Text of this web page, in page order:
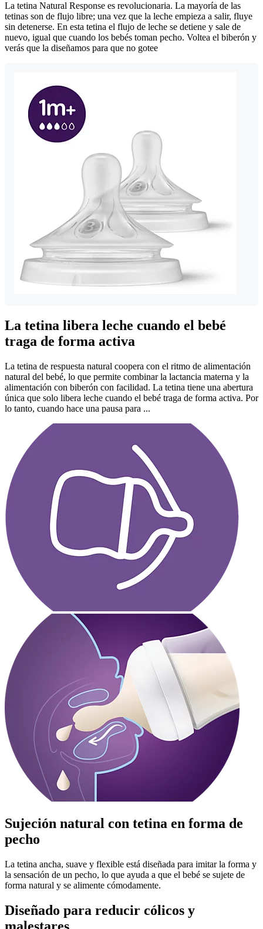
La tetina Natural Response es revolucionaria. La mayoría de las
tetinas son de flujo libre; una vez que la leche empieza a salir, fluye
sin detenerse. En esta tetina el flujo de leche se detiene y sale de
nuevo, igual que cuando los bebés toman pecho. Voltea el biberón y
verás que la diseñamos para que no gotee
La tetina libera leche cuando el bebé
traga de forma activa
La tetina de respuesta natural coopera con el ritmo de alimentación
natural del bebé, lo que permite combinar la lactancia materna y la
alimentación con biberón con facilidad. La tetina tiene una abertura
única que solo libera leche cuando el bebé traga de forma activa. Por
lo tanto, cuando hace una pausa para ...
Sujeción natural con tetina en forma de
pecho
La tetina ancha, suave y flexible está diseñada para imitar la forma y
la sensación de un pecho, lo que ayuda a que el bebé se sujete de
forma natural y se alimente cómodamente.
Diseñado para reducir cólicos y